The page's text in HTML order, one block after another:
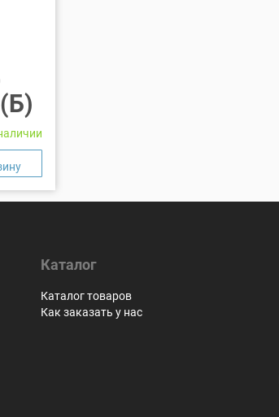
Каталог
Каталог товаров
Как заказать у нас